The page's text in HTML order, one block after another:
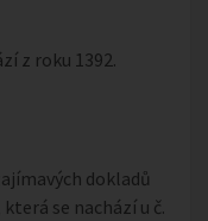
z roku 1392.
dokladů
se nachází u č.